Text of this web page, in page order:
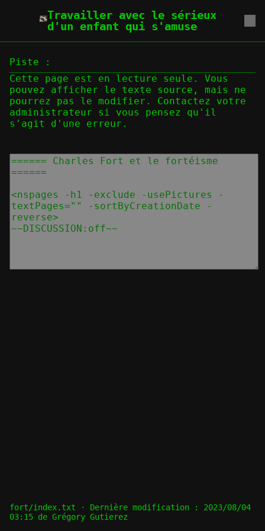
Travailler avec le sérieux
d'un enfant qui s'amuse
Piste :
Cette page est en lecture seule. Vous
pouvez afficher le texte source, mais ne
pourrez pas le modifier. Contactez votre
administrateur si vous pensez qu'il
s'agit d'une erreur.
fort/index.txt · Dernière modification : 2023/08/04
03:15 de Grégory Gutierez